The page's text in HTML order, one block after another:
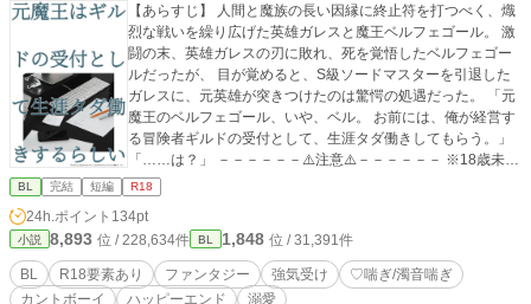
【あらすじ】 人間と魔族の長い因縁に終止符を打つべく、熾
烈な戦いを繰り広げた英雄ガレスと魔王ベルフェゴール。 激
闘の末、英雄ガレスの刃に敗れ、死を覚悟したベルフェゴー
ルだったが、 目が覚めると、S級ソードマスターを引退した
ガレスに、元英雄が突きつけたのは驚愕の処遇だった。 「元
魔王のベルフェゴール、いや、ベル。 お前には、俺が経営す
る冒険者ギルドの受付として、生涯タダ働きしてもらう。」
「……は？」 －－－－－－⚠️注意⚠️－－－－－－ ※18歳未満
の方は閲覧をお控えください。 ※本作はがっつりR-18表現が
あります。 カント、潮吹き、♡喘ぎ、濁点喘ぎ、結腸(？)責
め ※最後の方に少しだけ攻めが寿命で亡くなる描写がありま
すのでご注意ください
BL 完結 短編 R18
24h.ポイント 134pt
小説 8,893 位 / 228,634件 BL 1,848 位 / 31,391件
BL R18要素あり ファンタジー 強気受け
♡喘ぎ/濁音喘ぎ
カントボーイ
ハッピーエンド 溺愛